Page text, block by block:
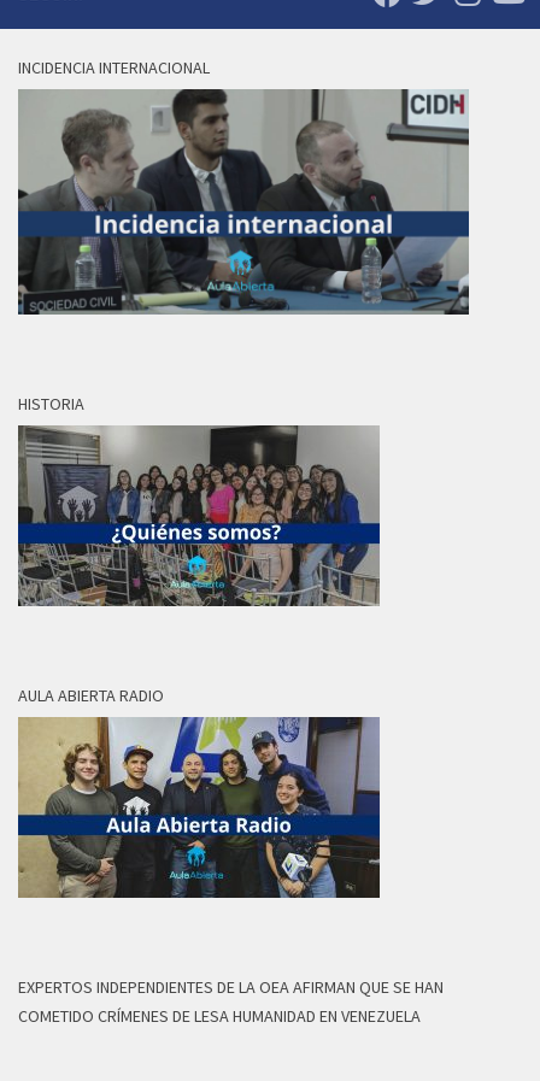
INCIDENCIA INTERNACIONAL
HISTORIA
AULA ABIERTA RADIO
EXPERTOS INDEPENDIENTES DE LA OEA AFIRMAN QUE SE HAN
COMETIDO CRÍMENES DE LESA HUMANIDAD EN VENEZUELA